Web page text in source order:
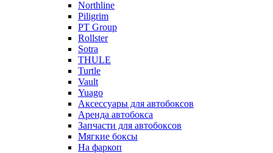
Northline
Piligrim
PT Group
Rollster
Sotra
THULE
Turtle
Vault
Yuago
Аксессуары для автобоксов
Аренда автобокса
Запчасти для автобоксов
Мягкие боксы
На фаркоп